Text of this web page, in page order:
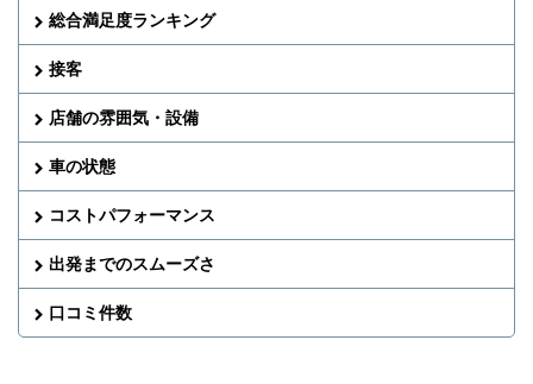
総合満足度ランキング
接客
店舗の雰囲気・設備
車の状態
コストパフォーマンス
出発までのスムーズさ
口コミ件数